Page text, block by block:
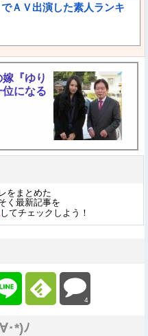
でＡＶ出演した素人ランキ
『ゆり
になる
をまとめた
く最新記事を
してチェックしよう！
4
･*)ﾉ